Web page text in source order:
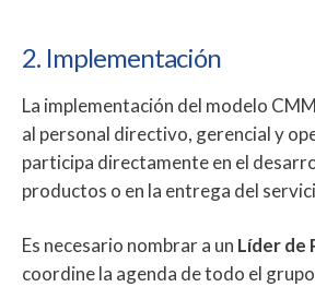
2. Implementación
La implementación del modelo
al personal directivo, gerencial y
participa directamente en el
productos o en la entrega del
Es necesario nombrar a un Líder de
coordine la agenda de todo el